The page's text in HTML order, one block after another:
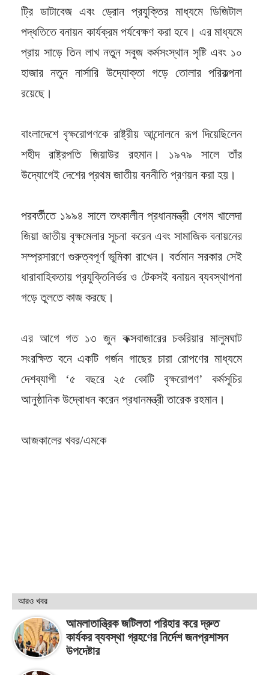
ট্রি ডাটাবেজ এবং ড্রোন প্রযুক্তির মাধ্যমে ডিজিটাল
পদ্ধতিতে বনায়ন কার্যক্রম পর্যবেক্ষণ করা হবে। এর মাধ্যমে
প্রায় সাড়ে তিন লাখ নতুন সবুজ কর্মসংস্থান সৃষ্টি এবং ১০
হাজার নতুন নার্সারি উদ্যোক্তা গড়ে তোলার পরিকল্পনা
রয়েছে।
বাংলাদেশে বৃক্ষরোপণকে রাষ্ট্রীয় আন্দোলনে রূপ দিয়েছিলেন
শহীদ রাষ্ট্রপতি জিয়াউর রহমান। ১৯৭৯ সালে তাঁর
উদ্যোগেই দেশের প্রথম জাতীয় বননীতি প্রণয়ন করা হয়।
পরবর্তীতে ১৯৯৪ সালে তৎকালীন প্রধানমন্ত্রী বেগম খালেদা
জিয়া জাতীয় বৃক্ষমেলার সূচনা করেন এবং সামাজিক বনায়নের
সম্প্রসারণে গুরুত্বপূর্ণ ভূমিকা রাখেন। বর্তমান সরকার সেই
ধারাবাহিকতায় প্রযুক্তিনির্ভর ও টেকসই বনায়ন ব্যবস্থাপনা
গড়ে তুলতে কাজ করছে।
এর আগে গত ১৩ জুন কক্সবাজারের চকরিয়ার মালুমঘাট
সংরক্ষিত বনে একটি গর্জন গাছের চারা রোপণের মাধ্যমে
দেশব্যাপী ‘৫ বছরে ২৫ কোটি বৃক্ষরোপণ’ কর্মসূচির
আনুষ্ঠানিক উদ্বোধন করেন প্রধানমন্ত্রী তারেক রহমান।
আজকালের খবর/এমকে
আরও খবর
আমলাতান্ত্রিক জটিলতা পরিহার করে দ্রুত
কার্যকর ব্যবস্থা গ্রহণের নির্দেশ জনপ্রশাসন
উপদেষ্টার